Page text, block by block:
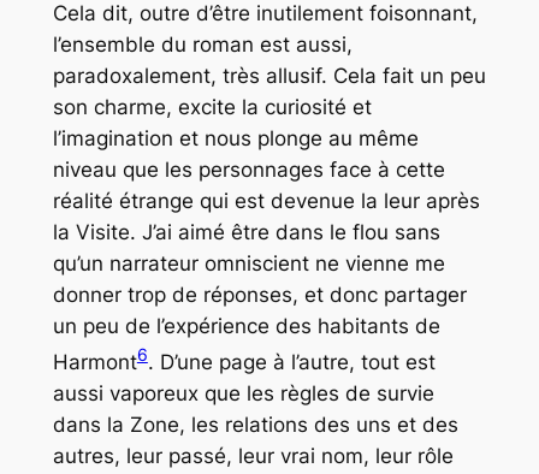
Cela dit, outre d’être inutilement foisonnant,
l’ensemble du roman est aussi,
paradoxalement, très allusif. Cela fait un peu
son charme, excite la curiosité et
l’imagination et nous plonge au même
niveau que les personnages face à cette
réalité étrange qui est devenue la leur après
la Visite. J’ai aimé être dans le flou sans
qu’un narrateur omniscient ne vienne me
donner trop de réponses, et donc partager
un peu de l’expérience des habitants de
Harmont6. D’une page à l’autre, tout est
aussi vaporeux que les règles de survie
dans la Zone, les relations des uns et des
autres, leur passé, leur vrai nom, leur rôle